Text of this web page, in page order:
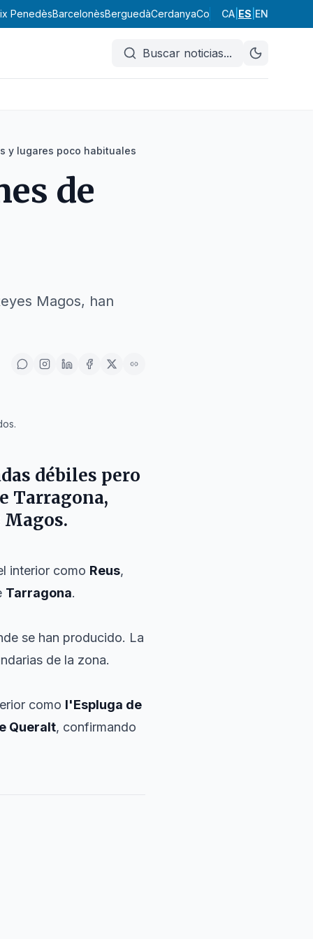
PenedèsBarcelonèsBerguedàCerdanyaConca de Barberà
CA ES EN
Buscar noticias...
y lugares poco habituales
de
Magos, han
débiles pero
Tarragona,
interior como Reus,
Tarragona.
se han producido. La
de la zona.
como l'Espluga de
Queralt, confirmando